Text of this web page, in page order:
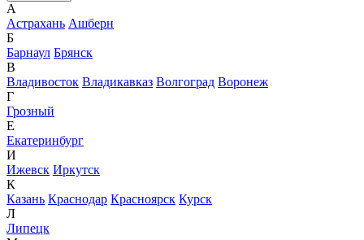
А
Астрахань Ашберн
Б
Барнаул Брянск
В
Владивосток Владикавказ Волгоград Воронеж
Г
Грозный
Е
Екатеринбург
И
Ижевск Иркутск
К
Казань Краснодар Красноярск Курск
Л
Липецк